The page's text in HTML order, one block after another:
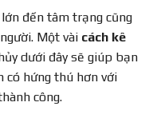
đến tâm trạng cũng
Một vài cách kê
dưới đây sẽ giúp bạn
có hứng thú hơn với
công.